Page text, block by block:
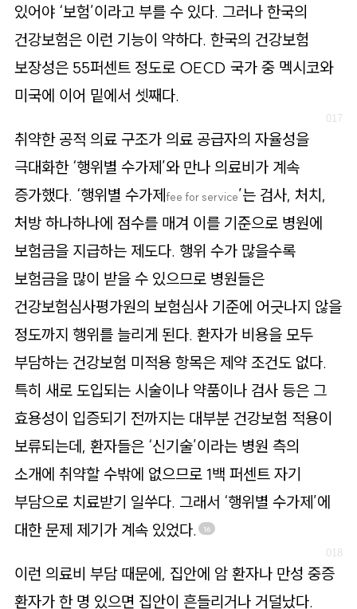
있어야 ‘보험’이라고 부를 수 있다. 그러나 한국의
건강보험은 이런 기능이 약하다. 한국의 건강보험
보장성은 55퍼센트 정도로 OECD 국가 중 멕시코와
미국에 이어 밑에서 셋째다.
취약한 공적 의료 구조가 의료 공급자의 자율성을
극대화한 ‘행위별 수가제’와 만나 의료비가 계속
증가했다. ‘행위별 수가제fee for service’는 검사, 처치,
처방 하나하나에 점수를 매겨 이를 기준으로 병원에
보험금을 지급하는 제도다. 행위 수가 많을수록
보험금을 많이 받을 수 있으므로 병원들은
건강보험심사평가원의 보험심사 기준에 어긋나지 않을
정도까지 행위를 늘리게 된다. 환자가 비용을 모두
부담하는 건강보험 미적용 항목은 제약 조건도 없다.
특히 새로 도입되는 시술이나 약품이나 검사 등은 그
효용성이 입증되기 전까지는 대부분 건강보험 적용이
보류되는데, 환자들은 ‘신기술’이라는 병원 측의
소개에 취약할 수밖에 없으므로 1백 퍼센트 자기
부담으로 치료받기 일쑤다. 그래서 ‘행위별 수가제’에
대한 문제 제기가 계속 있었다.
16
이런 의료비 부담 때문에, 집안에 암 환자나 만성 중증
환자가 한 명 있으면 집안이 흔들리거나 거덜났다.